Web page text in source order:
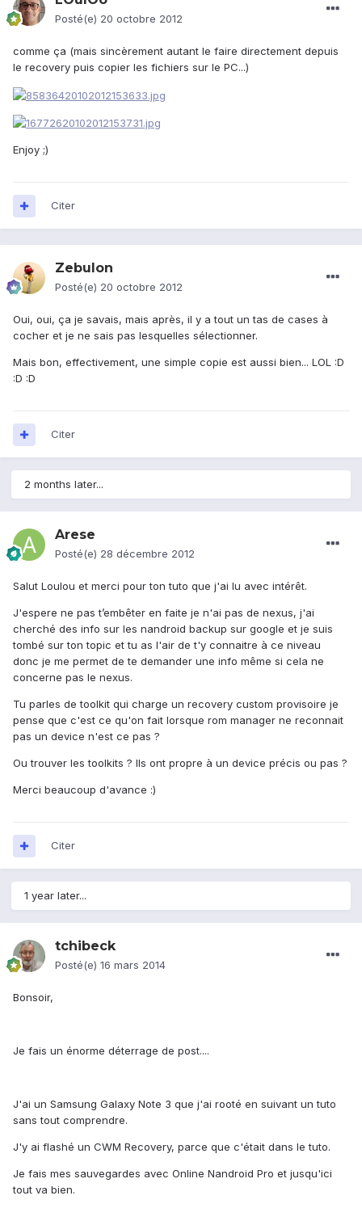
Posté(e) 20 octobre 2012
comme ça (mais sincèrement autant le faire directement depuis
le recovery puis copier les fichiers sur le PC...)
Enjoy ;)
Citer
Zebulon
Posté(e) 20 octobre 2012
Oui, oui, ça je savais, mais après, il y a tout un tas de cases à
cocher et je ne sais pas lesquelles sélectionner.
Mais bon, effectivement, une simple copie est aussi bien... LOL :D
:D :D
Citer
2 months later...
Arese
Posté(e) 28 décembre 2012
Salut Loulou et merci pour ton tuto que j'ai lu avec intérêt.
J'espere ne pas t’embêter en faite je n'ai pas de nexus, j'ai
cherché des info sur les nandroid backup sur google et je suis
tombé sur ton topic et tu as l'air de t'y connaitre à ce niveau
donc je me permet de te demander une info même si cela ne
concerne pas le nexus.
Tu parles de toolkit qui charge un recovery custom provisoire je
pense que c'est ce qu'on fait lorsque rom manager ne reconnait
pas un device n'est ce pas ?
Ou trouver les toolkits ? Ils ont propre à un device précis ou pas ?
Merci beaucoup d'avance :)
Citer
1 year later...
tchibeck
Posté(e) 16 mars 2014
Bonsoir,
Je fais un énorme déterrage de post....
J'ai un Samsung Galaxy Note 3 que j'ai rooté en suivant un tuto
sans tout comprendre.
J'y ai flashé un CWM Recovery, parce que c'était dans le tuto.
Je fais mes sauvegardes avec Online Nandroid Pro et jusqu'ici
tout va bien.